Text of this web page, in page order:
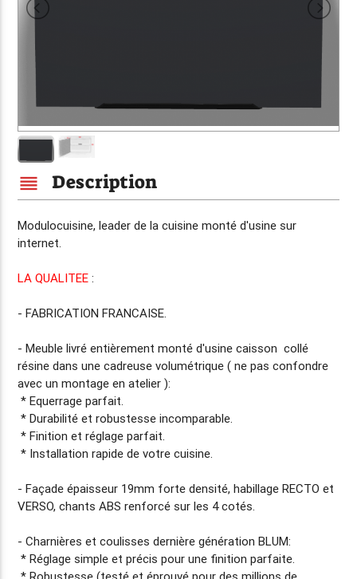
reorder Description
Modulocuisine, leader de la cuisinemonté d'usine sur
internet.
LA QUALITEE :
-FABRICATION FRANCAISE.
- Meuble livré entièrementmonté d'usine caisson collé
résine dans une cadreuse volumétrique ( ne pas confondre
avec un montage en atelier ):
* Equerrage parfait.
* Durabilité et robustesse incomparable.
* Finition et réglage parfait.
* Installation rapide de votre cuisine.
- Façadeépaisseur 19mm forte densité, habillage RECTO et
VERSO, chants ABS renforcé sur les 4 cotés.
- Charnières et coulisses dernière génération BLUM:
* Réglage simple et précis pour une finition parfaite.